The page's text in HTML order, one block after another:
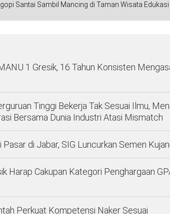
Santai Sambil Mancing di Taman Wisata Edukasi
1 Gresik, 16 Tahun Konsisten
Tinggi Bekerja Tak Sesuai Ilmu,
Bersama Dunia Industri Atasi Mismatch
di Jabar, SIG Luncurkan Semen
Harap Cakupan Kategori Penghargaan
Perkuat Kompetensi Naker Sesuai